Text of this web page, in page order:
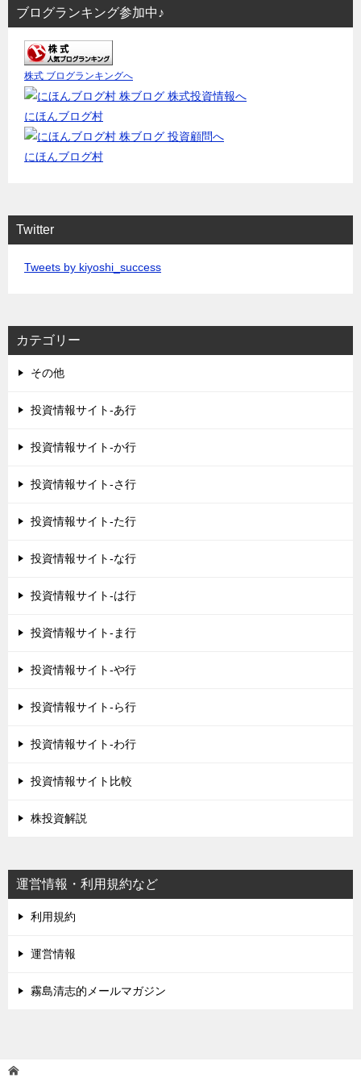
ブログランキング参加中♪
株式 ブログランキングへ
にほんブログ村
にほんブログ村
Twitter
Tweets by kiyoshi_success
カテゴリー
その他
投資情報サイト-あ行
投資情報サイト-か行
投資情報サイト-さ行
投資情報サイト-た行
投資情報サイト-な行
投資情報サイト-は行
投資情報サイト-ま行
投資情報サイト-や行
投資情報サイト-ら行
投資情報サイト-わ行
投資情報サイト比較
株投資解説
運営情報・利用規約など
利用規約
運営情報
霧島清志的メールマガジン